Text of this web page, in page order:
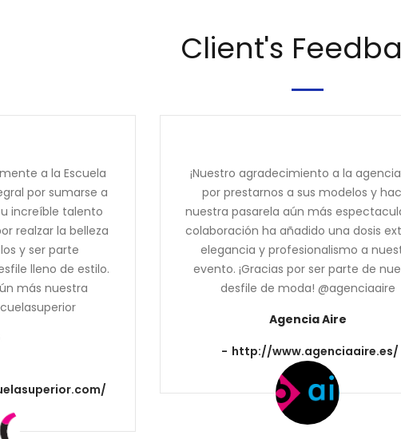
Client's
a la Escuela
por sumarse a
increíble talento
realzar la belleza
y ser parte
lleno de estilo.
más nuestra
¡Nuestro agradecimiento a la
por prestarnos a sus modelos y
nuestra pasarela aún más
colaboración ha añadido una dosis
elegancia y profesionalismo a
evento. ¡Gracias por ser parte de
desfile de moda! @agenciaaire
Agencia Aire
http://www.agenciaaire.es/